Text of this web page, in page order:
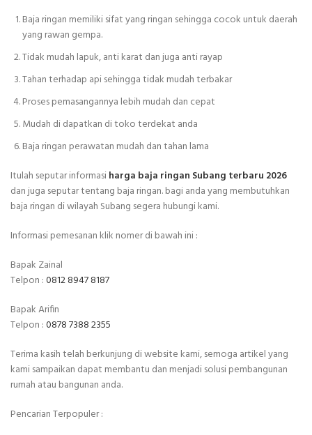
Baja ringan memiliki sifat yang ringan sehingga cocok untuk daerah
yang rawan gempa.
Tidak mudah lapuk, anti karat dan juga anti rayap
Tahan terhadap api sehingga tidak mudah terbakar
Proses pemasangannya lebih mudah dan cepat
Mudah di dapatkan di toko terdekat anda
Baja ringan perawatan mudah dan tahan lama
Itulah seputar informasiharga baja ringan Subang terbaru 2026
dan juga seputar tentang baja ringan. bagi anda yang membutuhkan
baja ringan di wilayah Subang segera hubungi kami.
Informasi pemesanan klik nomer di bawah ini :
Bapak Zainal
Telpon :0812 8947 8187
Bapak Arifin
Telpon :0878 7388 2355
Terima kasih telah berkunjung di website kami, semoga artikel yang
kami sampaikan dapat membantu dan menjadi solusi pembangunan
rumah atau bangunan anda.
Pencarian Terpopuler :